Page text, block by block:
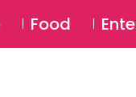
Food